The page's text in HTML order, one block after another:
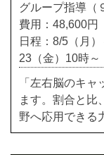
グループ指導（
費用：48,600円
日程：8/5（月
23（金）10時～
「左右脳のキ
ます。割合と比
野へ応用できる